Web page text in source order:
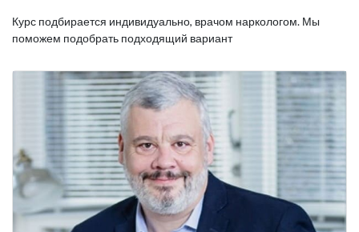
Курс подбирается индивидуально, врачом наркологом. Мы
поможем подобрать подходящий вариант